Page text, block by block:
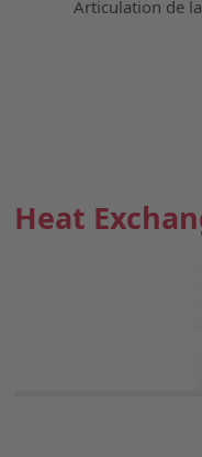
Articulation de
Heat